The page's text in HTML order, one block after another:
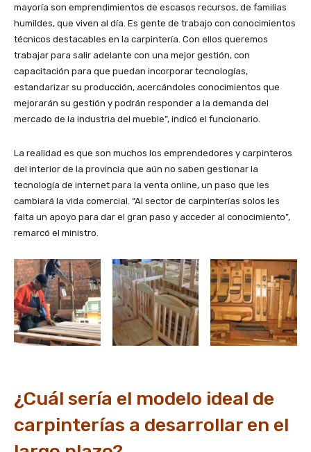
mayoría son emprendimientos de escasos recursos, de familias
humildes, que viven al día. Es gente de trabajo con conocimientos
técnicos destacables en la carpintería. Con ellos queremos
trabajar para salir adelante con una mejor gestión, con
capacitación para que puedan incorporar tecnologías,
estandarizar su producción, acercándoles conocimientos que
mejorarán su gestión y podrán responder a la demanda del
mercado de la industria del mueble”, indicó el funcionario.
La realidad es que son muchos los emprendedores y carpinteros
del interior de la provincia que aún no saben gestionar la
tecnología de internet para la venta online, un paso que les
cambiará la vida comercial. “Al sector de carpinterías solos les
falta un apoyo para dar el gran paso y acceder al conocimiento”,
remarcó el ministro.
¿Cuál sería el modelo ideal de
carpinterías a desarrollar en el